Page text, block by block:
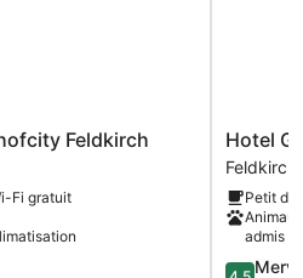
Feldkirch
Fi gratuit
Hotel
Gasthaus
Löwen
Feldkirch
Hotel
Feldkirch
Petit
admis
4.5